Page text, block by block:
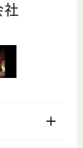
社